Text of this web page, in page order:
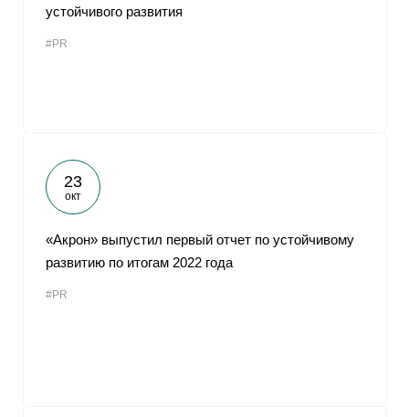
устойчивого развития
#PR
23
окт
«Акрон» выпустил первый отчет по устойчивому
развитию по итогам 2022 года
#PR